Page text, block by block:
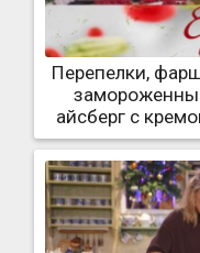
Перепелки,
айсберг с